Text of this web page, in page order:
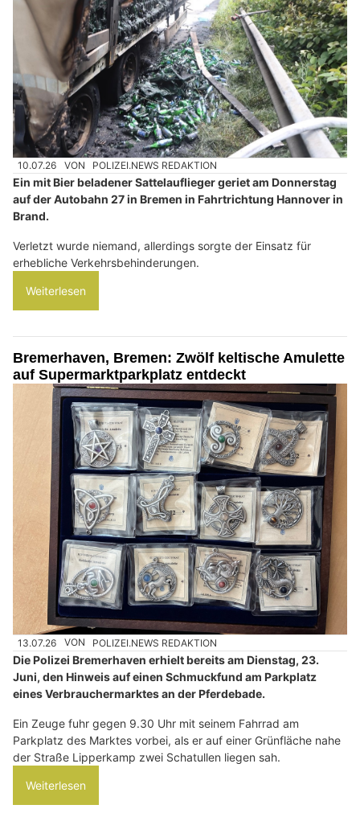
10.07.26 VON POLIZEI.NEWS REDAKTION
Ein mit Bier beladener Sattelauflieger geriet am Donnerstag
auf der Autobahn 27 in Bremen in Fahrtrichtung Hannover in
Brand.
Verletzt wurde niemand, allerdings sorgte der Einsatz für
erhebliche Verkehrsbehinderungen.
Weiterlesen
Bremerhaven, Bremen: Zwölf keltische Amulette
auf Supermarktparkplatz entdeckt
13.07.26 VON POLIZEI.NEWS REDAKTION
Die Polizei Bremerhaven erhielt bereits am Dienstag, 23.
Juni, den Hinweis auf einen Schmuckfund am Parkplatz
eines Verbrauchermarktes an der Pferdebade.
Ein Zeuge fuhr gegen 9.30 Uhr mit seinem Fahrrad am
Parkplatz des Marktes vorbei, als er auf einer Grünfläche nahe
der Straße Lipperkamp zwei Schatullen liegen sah.
Weiterlesen